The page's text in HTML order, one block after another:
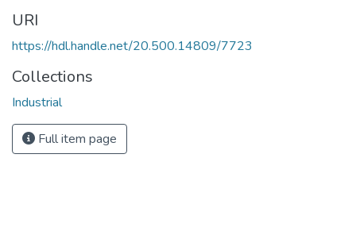
URI
https://hdl.handle.net/20.500.14809/7723
Collections
Industrial
Full item page